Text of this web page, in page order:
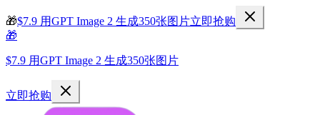
🎁$7.9 用GPT Image 2 生成350张图片立即抢购
🎁
$7.9 用GPT Image 2 生成350张图片
立即抢购